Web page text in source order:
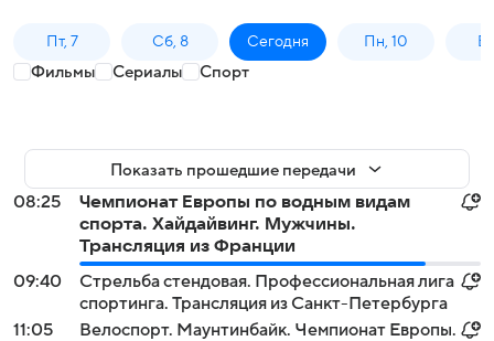
Пт, 7 Сб, 8 Сегодня Пн, 10
Фильмы Сериалы Спорт
Показать прошедшие передачи
08:25
Чемпионат Европы по водным видам
спорта. Хайдайвинг. Мужчины.
Трансляция из Франции
09:40
Стрельба стендовая. Профессиональная лига
спортинга. Трансляция из Санкт-Петербурга
11:05
Велоспорт. Маунтинбайк. Чемпионат Европы.